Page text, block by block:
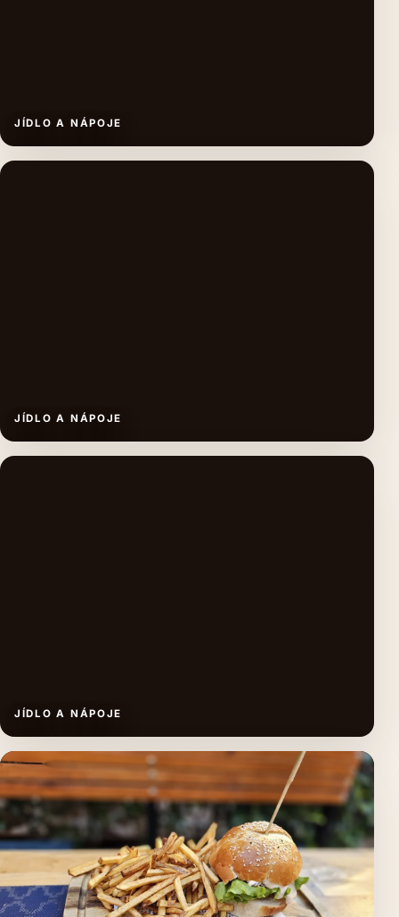
JÍDLO A NÁPOJE
JÍDLO A NÁPOJE
JÍDLO A NÁPOJE